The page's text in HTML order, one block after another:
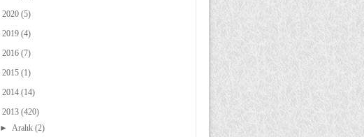
2020 (5)
2019 (4)
2016 (7)
2015 (1)
2014 (14)
2013 (420)
► Aralık(2)